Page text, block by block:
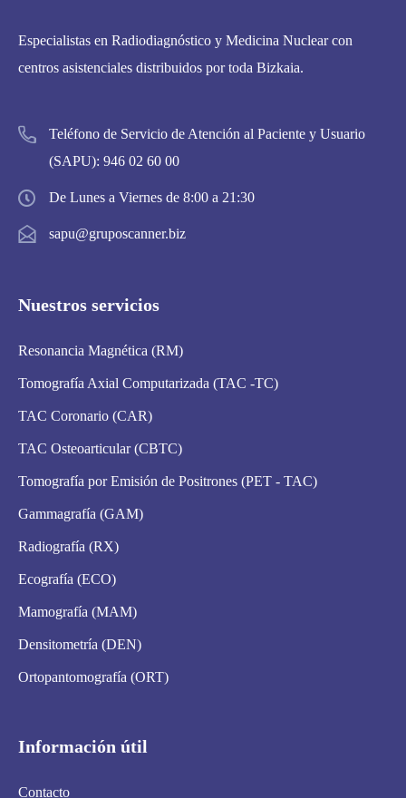
Especialistas en Radiodiagnóstico y Medicina Nuclear con
centros asistenciales distribuidos por toda Bizkaia.
Teléfono de Servicio de Atención al Paciente y Usuario
(SAPU): 946 02 60 00
De Lunes a Viernes de 8:00 a 21:30
sapu@gruposcanner.biz
Nuestros servicios
Resonancia Magnética (RM)
Tomografía Axial Computarizada (TAC -TC)
TAC Coronario (CAR)
TAC Osteoarticular (CBTC)
Tomografía por Emisión de Positrones (PET - TAC)
Gammagrafía (GAM)
Radiografía (RX)
Ecografía (ECO)
Mamografía (MAM)
Densitometría (DEN)
Ortopantomografía (ORT)
Información útil
Contacto